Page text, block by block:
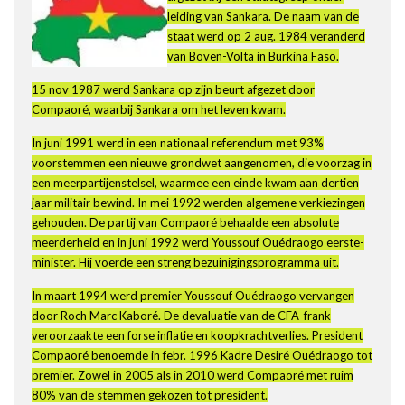
leiding van Sankara. De naam van de
staat werd op 2 aug. 1984 veranderd
van Boven-Volta in Burkina Faso.
15 nov 1987 werd Sankara op zijn beurt afgezet door
Compaoré, waarbij Sankara om het leven kwam.
In juni 1991 werd in een nationaal referendum met 93%
voorstemmen een nieuwe grondwet aangenomen, die voorzag in
een meerpartijenstelsel, waarmee een einde kwam aan dertien
jaar militair bewind. In mei 1992 werden algemene verkiezingen
gehouden. De partij van Compaoré behaalde een absolute
meerderheid en in juni 1992 werd Youssouf Ouédraogo eerste-
minister. Hij voerde een streng bezuinigingsprogramma uit.
In maart 1994 werd premier Youssouf Ouédraogo vervangen
door Roch Marc Kaboré. De devaluatie van de CFA-frank
veroorzaakte een forse inflatie en koopkrachtverlies. President
Compaoré benoemde in febr. 1996 Kadre Desiré Ouédraogo tot
premier. Zowel in 2005 als in 2010 werd Compaoré met ruim
80% van de stemmen gekozen tot president.